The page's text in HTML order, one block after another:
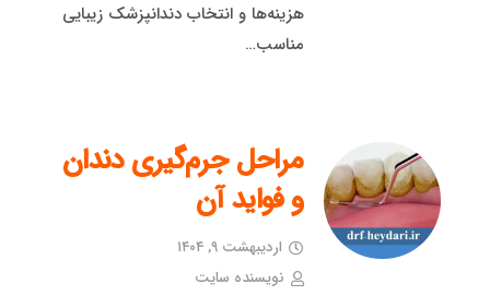
هزینه‌ها و انتخاب دندانپزشک زیبایی
مناسب…
مراحل جرم‌گیری دندان
و فواید آن​
اردیبهشت ۹, ۱۴۰۴
نویسنده سایت